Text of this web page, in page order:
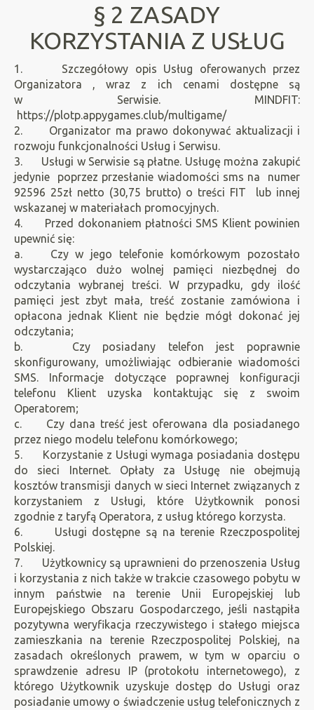
§ 2 ZASADY
KORZYSTANIA Z USŁUG
1. Szczegółowy opis Usług oferowanych przez
Organizatora , wraz z ich cenami dostępne są
w Serwisie. MINDFIT:
https://plotp.appygames.club/multigame/
2. Organizator ma prawo dokonywać aktualizacji i
rozwoju funkcjonalności Usług i Serwisu.
3. Usługi w Serwisie są płatne. Usługę można zakupić
jedynie poprzez przesłanie wiadomości sms na numer
92596 25zł netto (30,75 brutto) o treści FIT lub innej
wskazanej w materiałach promocyjnych.
4. Przed dokonaniem płatności SMS Klient powinien
upewnić się:
a. Czy w jego telefonie komórkowym pozostało
wystarczająco dużo wolnej pamięci niezbędnej do
odczytania wybranej treści. W przypadku, gdy ilość
pamięci jest zbyt mała, treść zostanie zamówiona i
opłacona jednak Klient nie będzie mógł dokonać jej
odczytania;
b. Czy posiadany telefon jest poprawnie
skonfigurowany, umożliwiając odbieranie wiadomości
SMS. Informacje dotyczące poprawnej konfiguracji
telefonu Klient uzyska kontaktując się z swoim
Operatorem;
c. Czy dana treść jest oferowana dla posiadanego
przez niego modelu telefonu komórkowego;
5. Korzystanie z Usługi wymaga posiadania dostępu
do sieci Internet. Opłaty za Usługę nie obejmują
kosztów transmisji danych w sieci Internet związanych z
korzystaniem z Usługi, które Użytkownik ponosi
zgodnie z taryfą Operatora, z usług którego korzysta.
6. Usługi dostępne są na terenie Rzeczpospolitej
Polskiej.
7. Użytkownicy są uprawnieni do przenoszenia Usług
i korzystania z nich także w trakcie czasowego pobytu w
innym państwie na terenie Unii Europejskiej lub
Europejskiego Obszaru Gospodarczego, jeśli nastąpiła
pozytywna weryfikacja rzeczywistego i stałego miejsca
zamieszkania na terenie Rzeczpospolitej Polskiej, na
zasadach określonych prawem, w tym w oparciu o
sprawdzenie adresu IP (protokołu internetowego), z
którego Użytkownik uzyskuje dostęp do Usługi oraz
posiadanie umowy o świadczenie usług telefonicznych z